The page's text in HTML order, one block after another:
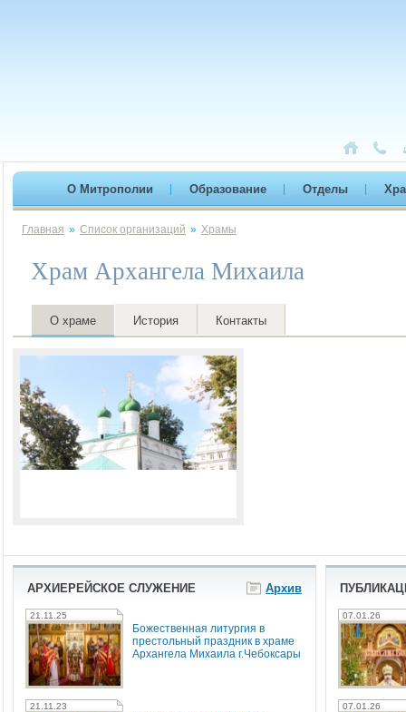
О Митрополии Образование Отделы
Главная » Список организаций » Храмы
Храм Архангела Михаила
О храме История Контакты
Архив
АРХИЕРЕЙСКОЕ СЛУЖЕНИЕ
21.11.25
Божественная литургия в
престольный праздник в храме
Архангела Михаила г.Чебоксары
21.11.23
07.01.26
07.01.26